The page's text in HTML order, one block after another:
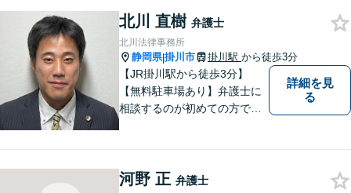
軽にご連絡ください。
北川 直樹 弁護士
北川法律事務所
静岡県|掛川市 掛川駅 から徒歩3分
【JR掛川駅から徒歩3分】
【無料駐車場あり】弁護士に
相談するのが初めての方でも
には、可能な限り早く解決に
詳細を見
る
河野 正 弁護士